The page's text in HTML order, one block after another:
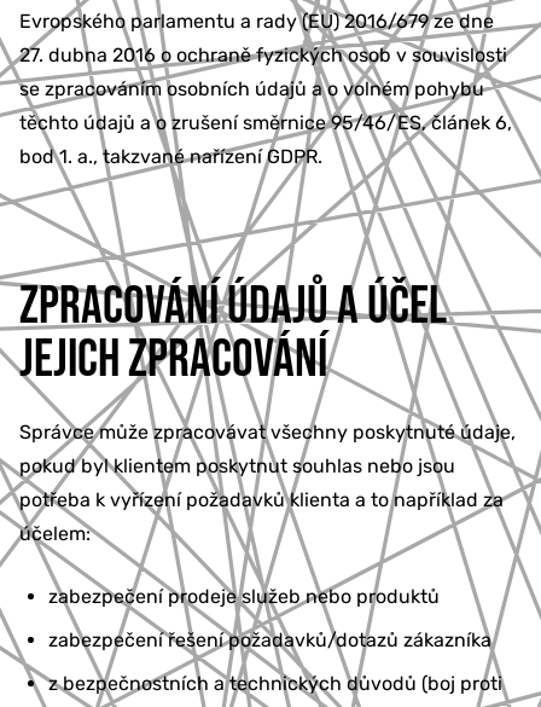
Evropského parlamentu a rady (EU) 2016/679 ze dne
27. dubna 2016 o ochraně fyzických osob v souvislosti
se zpracováním osobních údajů a o volném pohybu
těchto údajů a o zrušení směrnice 95/46/ES, článek 6,
bod 1. a., takzvané nařízení GDPR.
ZPRACOVÁNÍ ÚDAJŮ A ÚČEL
JEJICH ZPRACOVÁNÍ
Správce může zpracovávat všechny poskytnuté údaje,
pokud byl klientem poskytnut souhlas nebo jsou
potřeba k vyřízení požadavků klienta a to například za
účelem:
zabezpečení prodeje služeb nebo produktů
zabezpečení řešení požadavků/dotazů zákazníka
z bezpečnostních a technických důvodů (boj proti